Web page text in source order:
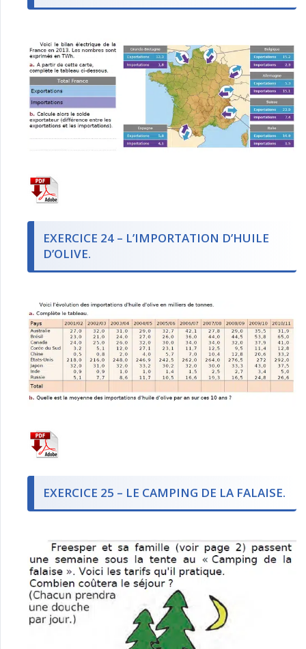
EXERCICE 24 – L’IMPORTATION D’HUILE
D’OLIVE.
EXERCICE 25 – LE CAMPING DE LA FALAISE.